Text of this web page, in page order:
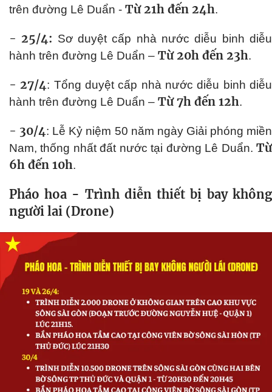
trên đường Lê Duẩn - Từ 21h đến 24h.
- 25/4: Sơ duyệt cấp nhà nước diễu binh diễu
hành trên đường Lê Duẩn – Từ 20h đến 23h.
- 27/4: Tổng duyệt cấp nhà nước diễu binh diễu
hành trên đường Lê Duẩn – Từ 7h đến 12h.
- 30/4: Lễ Kỷ niệm 50 năm ngày Giải phóng miền
Nam, thống nhất đất nước tại đường Lê Duẩn. Từ
6h đến 10h.
Pháo hoa - Trình diễn thiết bị bay không
người lai (Drone)